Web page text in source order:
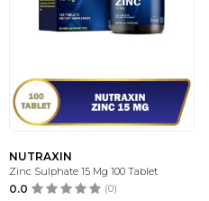
NUTRAXIN
Zinc Sulphate 15 Mg 100 Tablet
0.0 (0)